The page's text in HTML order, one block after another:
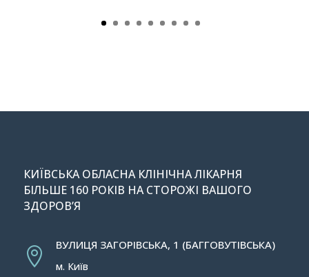
КИЇВСЬКА ОБЛАСНА КЛІНІЧНА ЛІКАРНЯ
БІЛЬШЕ 160 РОКІВ НА СТОРОЖІ ВАШОГО
ЗДОРОВ’Я

ВУЛИЦЯ ЗАГОРІВСЬКА, 1 (БАГГОВУТІВСЬКА)
м. Київ